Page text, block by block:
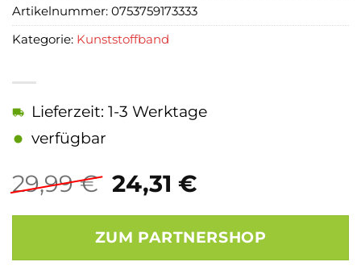
29,99€ Ursprünglicher
Preis
war:
29,99 €
24,31 €Aktueller
ist:
24,31 €.
Lieferzeit: 1-3 Werktage
verfügbar
ZUM PARTNERSHOP
Artikelnummer: 0753759173333
Kategorie: Kunststoffband